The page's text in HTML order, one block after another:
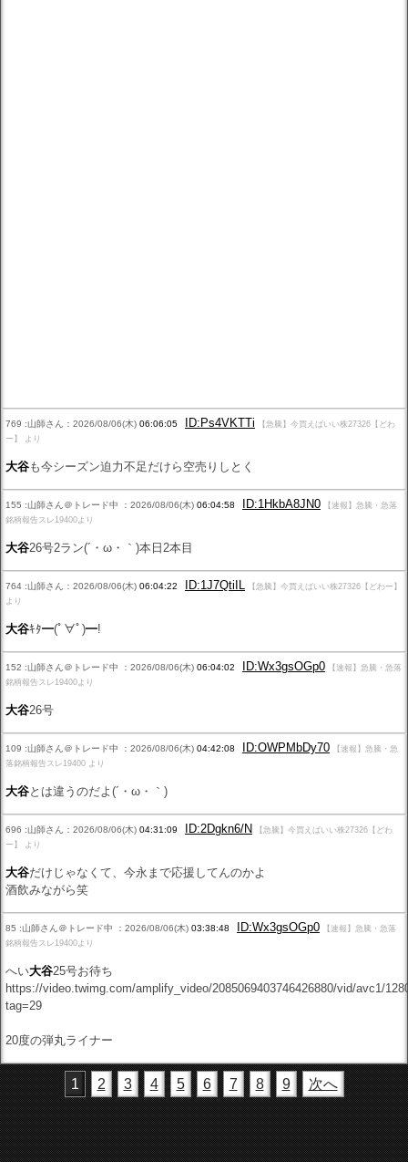
769 :山師さん：2026/08/06(木) 06:06:05 ID:Ps4VKTTi
【急騰】今買えばいい株27326【どわ
ー】 より
大谷も今シーズン迫力不足だけら空売りしとく
155 :山師さん＠トレード中 ：2026/08/06(木) 06:04:58 ID:1HkbA8JN0
【速報】急騰・急落
銘柄報告スレ19400より
大谷26号2ラン(´・ω・｀)本日2本目
764 :山師さん：2026/08/06(木) 06:04:22 ID:1J7QtiIL
【急騰】今買えばいい株27326【どわー】
より
大谷ｷﾀ━(ﾟ∀ﾟ)━!
152 :山師さん＠トレード中 ：2026/08/06(木) 06:04:02 ID:Wx3gsOGp0
【速報】急騰・急落
銘柄報告スレ19400より
大谷26号
109 :山師さん＠トレード中 ：2026/08/06(木) 04:42:08 ID:OWPMbDy70
【速報】急騰・急
落銘柄報告スレ19400 より
大谷とは違うのだよ(´・ω・｀)
696 :山師さん：2026/08/06(木) 04:31:09 ID:2Dgkn6/N
【急騰】今買えばいい株27326【どわ
ー】 より
大谷だけじゃなくて、今永まで応援してんのかよ
酒飲みながら笑
85 :山師さん＠トレード中 ：2026/08/06(木) 03:38:48 ID:Wx3gsOGp0
【速報】急騰・急落
銘柄報告スレ19400より
へい大谷25号お待ち
https://video.twimg.com/amplify_video/2085069403746426880/vid/avc1/
tag=29
20度の弾丸ライナー
1 2 3 4 5 6 7 8 9 次へ